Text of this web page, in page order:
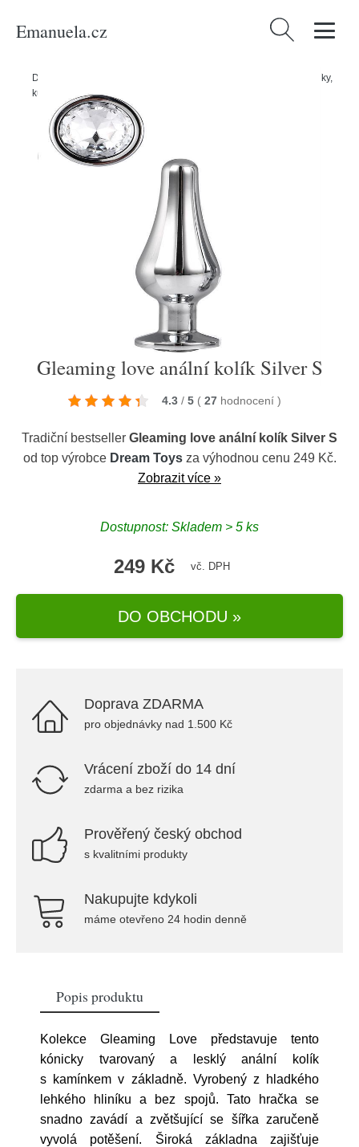
Emanuela.cz Vyhledávání
Domů
Anální hračky, kolíky,
kuličky
Gleaming love anální kolík Silver S
Gleaming love anální kolík Silver S
4.3 / 5 ( 27 hodnocení )
Tradiční bestseller Gleaming love anální kolík Silver S
od top výrobce Dream Toysza výhodnou cenu 249 Kč.
Zobrazit více »
Dostupnost: Skladem > 5 ks
249 Kč vč. DPH
DO OBCHODU »
Doprava ZDARMA
pro objednávky nad 1.500 Kč
Vrácení zboží do 14 dní
zdarma a bez rizika
Prověřený český obchod
s kvalitními produkty
Nakupujte kdykoli
máme otevřeno 24 hodin denně
Popis produktu
Kolekce Gleaming Love představuje tento
kónicky tvarovaný a lesklý anální kolík
s kamínkem v základně. Vyrobený z hladkého
lehkého hliníku a bez spojů. Tato hračka se
snadno zavádí a zvětšující se šířka zaručeně
vyvolá potěšení. Široká základna zajišťuje